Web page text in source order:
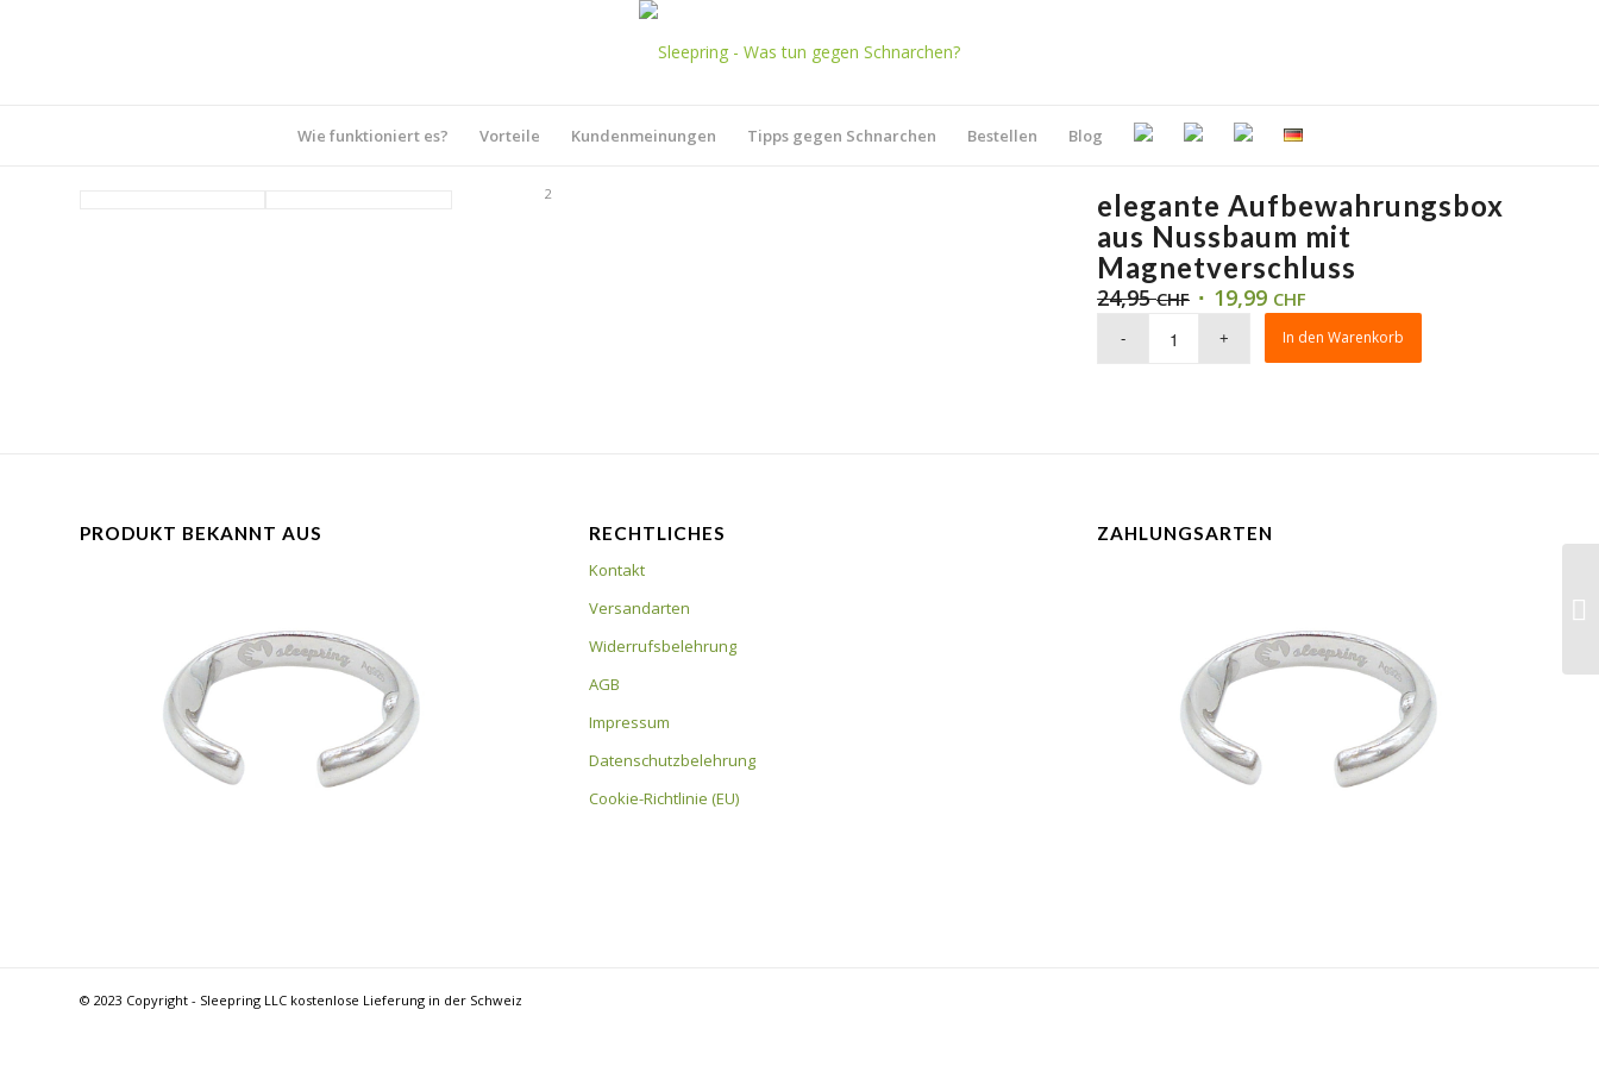
Wie funktioniert es? Vorteile Kundenmeinungen Tipps gegen Schnarchen Bestellen Blog
1
2
elegante Aufbewahrungsbox
aus Nussbaum mit
Magnetverschluss
24,95CHF 19,99 CHF
In den Warenkorb
PRODUKT BEKANNT AUS
RECHTLICHES
Kontakt
Versandarten
Widerrufsbelehrung
AGB
Impressum
Datenschutzbelehrung
Cookie-Richtlinie (EU)
ZAHLUNGSARTEN
© 2023 Copyright - Sleepring LLC kostenlose Lieferung in der Schweiz